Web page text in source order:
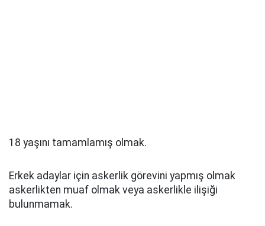
18 yaşını tamamlamış olmak.
Erkek adaylar için askerlik görevini yapmış olmak
askerlikten muaf olmak veya askerlikle ilişiği
bulunmamak.